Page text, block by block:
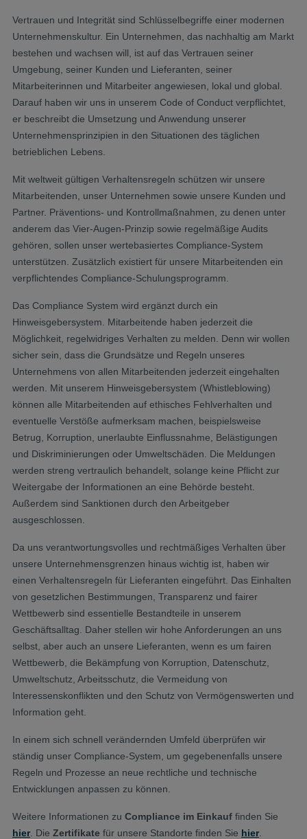
Vertrauen und Integrität sind Schlüsselbegriffe einer modernen
Unternehmenskultur. Ein Unternehmen, das nachhaltig am Markt
bestehen und wachsen will, ist auf das Vertrauen seiner
Umgebung, seiner Kunden und Lieferanten, seiner
Mitarbeiterinnen und Mitarbeiter angewiesen, lokal und global.
Darauf haben wir uns in unserem Code of Conduct verpflichtet,
er beschreibt die Umsetzung und Anwendung unserer
Unternehmensprinzipien in den Situationen des täglichen
betrieblichen Lebens.
Mit weltweit gültigen Verhaltensregeln schützen wir unsere
Mitarbeitenden, unser Unternehmen sowie unsere Kunden und
Partner. Präventions- und Kontrollmaßnahmen, zu denen unter
anderem das Vier-Augen-Prinzip sowie regelmäßige Audits
gehören, sollen unser wertebasiertes Compliance-System
unterstützen. Zusätzlich existiert für unsere Mitarbeitenden ein
verpflichtendes Compliance-Schulungsprogramm.
Das Compliance System wird ergänzt durch ein
Hinweisgebersystem. Mitarbeitende haben jederzeit die
Möglichkeit, regelwidriges Verhalten zu melden. Denn wir wollen
sicher sein, dass die Grundsätze und Regeln unseres
Unternehmens von allen Mitarbeitenden jederzeit eingehalten
werden. Mit unserem Hinweisgebersystem (Whistleblowing)
können alle Mitarbeitenden auf ethisches Fehlverhalten und
eventuelle Verstöße aufmerksam machen, beispielsweise
Betrug, Korruption, unerlaubte Einflussnahme, Belästigungen
und Diskriminierungen oder Umweltschäden. Die Meldungen
werden streng vertraulich behandelt, solange keine Pflicht zur
Weitergabe der Informationen an eine Behörde besteht.
Außerdem sind Sanktionen durch den Arbeitgeber
ausgeschlossen.
Da uns verantwortungsvolles und rechtmäßiges Verhalten über
unsere Unternehmensgrenzen hinaus wichtig ist, haben wir
einen Verhaltensregeln für Lieferanten eingeführt. Das Einhalten
von gesetzlichen Bestimmungen, Transparenz und fairer
Wettbewerb sind essentielle Bestandteile in unserem
Geschäftsalltag. Daher stellen wir hohe Anforderungen an uns
selbst, aber auch an unsere Lieferanten, wenn es um fairen
Wettbewerb, die Bekämpfung von Korruption, Datenschutz,
Umweltschutz, Arbeitsschutz, die Vermeidung von
Interessenskonflikten und den Schutz von Vermögenswerten und
Information geht.
In einem sich schnell verändernden Umfeld überprüfen wir
ständig unser Compliance-System, um gegebenenfalls unsere
Regeln und Prozesse an neue rechtliche und technische
Entwicklungen anpassen zu können.
Weitere Informationen zu Compliance im Einkauf finden Sie
hier. Die Zertifikate für unsere Standorte finden Sie hier.